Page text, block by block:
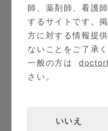
師、薬剤師、看護
するサイトです。
方に対する情報提
ないことをご了承く
一般の方は
さい。
いいえ